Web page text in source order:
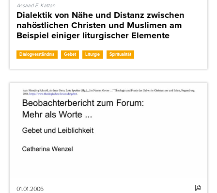
Assaad E. Kattan
Dialektik von Nähe und Distanz zwischen
nahöstlichen Christen und Muslimen am
Beispiel einiger liturgischer Elemente
Dialogverständnis Gebet Liturgie Spiritualität
01.01.2006